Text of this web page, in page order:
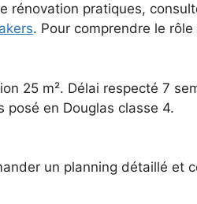
rénovation pratiques,
. Pour comprendre le
25 m². Délai respecté 7
posé en Douglas classe 4.
un planning détaillé et